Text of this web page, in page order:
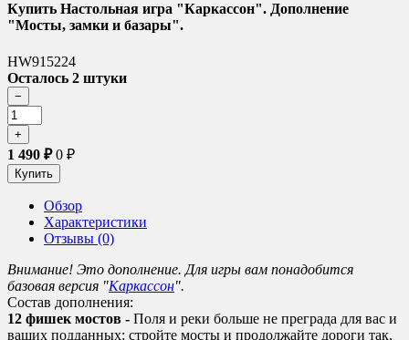
Купить Настольная игра "Каркассон". Дополнение
"Мосты, замки и базары".
HW915224
Осталось 2 штуки
1 490 ₽0 ₽
Обзор
Характеристики
Отзывы (0)
Внимание! Это дополнение. Для игры вам понадобится
базовая версия "Каркассон".
Состав дополнения:
12 фишек мостов - Поля и реки больше не преграда для вас и
ваших подданных: стройте мосты и продолжайте дороги так,